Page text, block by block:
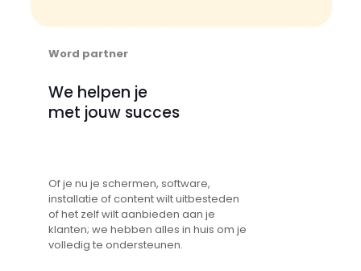
Word partner
We helpen je
met jouw succes
Of je nu je schermen, software,
installatie of content wilt uitbesteden
of het zelf wilt aanbieden aan je
klanten; we hebben alles in huis om je
volledig te ondersteunen.